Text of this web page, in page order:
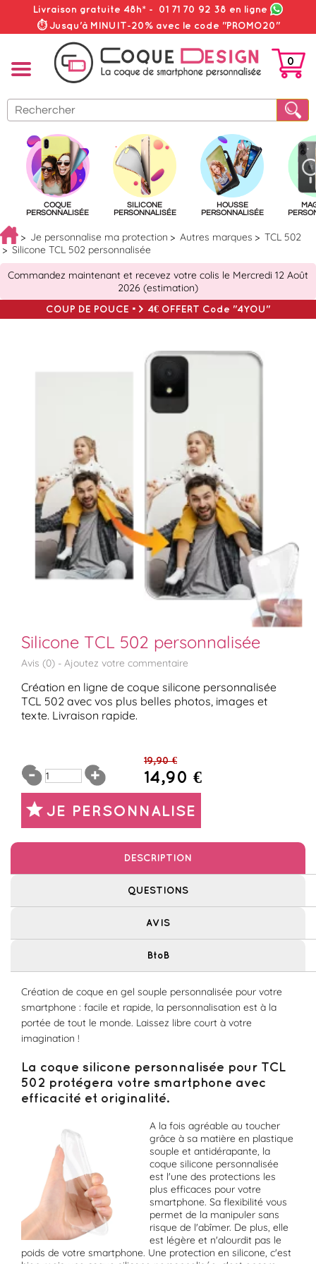
Livraison gratuite 48h* - 01 71 70 92 38 en ligne
⏱ Jusqu'à MINUIT-20% avec le code "PROMO20"
PANIER
0
COQUE
PERSONNALISÉE
SILICONE
PERSONNALISÉE
HOUSSE
PERSONNALISÉE
Je personnalise ma protection Autres marques
TCL 502
Silicone TCL 502 personnalisée
Commandez maintenant et recevez votre colis le Mercredi 12 Août
2026 (estimation)
COUP DE POUCE => 4€ OFFERT Code "4YOU"
Silicone TCL 502 personnalisée
Avis (0) - Ajoutez votre commentaire
Création en ligne de coque silicone personnalisée
TCL 502 avec vos plus belles photos, images et
texte. Livraison rapide.
19,90 €
14,90 €
JE PERSONNALISE
DESCRIPTION
QUESTIONS
AVIS
BtoB
Création de coque en gel souple personnalisée pour votre
smartphone : facile et rapide, la personnalisation est à la
portée de tout le monde. Laissez libre court à votre
imagination !
La coque silicone personnalisée pour TCL
502 protégera votre smartphone avec
efficacité et originalité.
A la fois agréable au toucher
grâce à sa matière en plastique
souple et antidérapante, la
coque silicone personnalisée
est l'une des protections les
plus efficaces pour votre
smartphone. Sa flexibilité vous
permet de la manipuler sans
risque de l'abîmer. De plus, elle
est légère et n'alourdit pas le
poids de votre smartphone. Une protection en silicone, c'est